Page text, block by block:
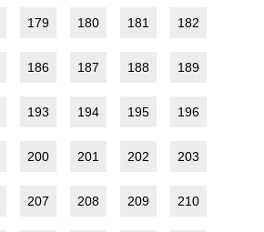
179 180 181 182
186 187 188 189
193 194 195 196
200 201 202 203
207 208 209 210